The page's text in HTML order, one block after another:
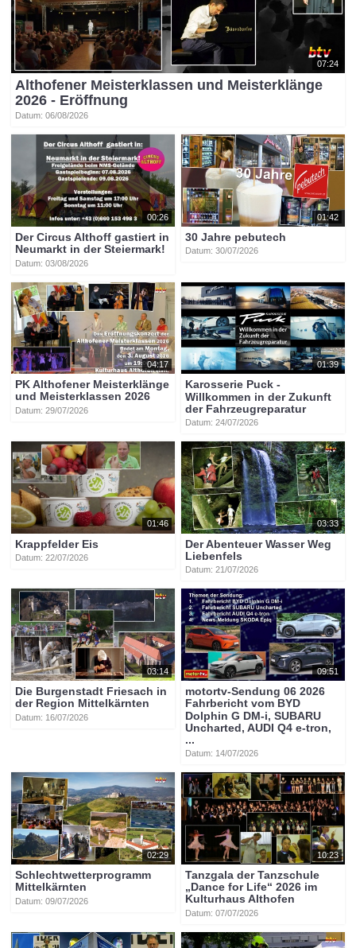
07:24
Althofener Meisterklassen und Meisterklänge
2026 - Eröffnung
Datum: 06/08/2026
00:26
Der Circus Althoff gastiert in
Neumarkt in der Steiermark!
Datum: 03/08/2026
01:42
30 Jahre pebutech
Datum: 30/07/2026
04:17
PK Althofener Meisterklänge
und Meisterklassen 2026
Datum: 29/07/2026
01:39
Karosserie Puck -
Willkommen in der Zukunft
der Fahrzeugreparatur
Datum: 24/07/2026
01:46
Krappfelder Eis
Datum: 22/07/2026
03:33
Der Abenteuer Wasser Weg
Liebenfels
Datum: 21/07/2026
03:14
Die Burgenstadt Friesach in
der Region Mittelkärnten
Datum: 16/07/2026
09:51
motortv-Sendung 06 2026
Fahrbericht vom BYD
Dolphin G DM-i, SUBARU
Uncharted, AUDI Q4 e-tron,
...
Datum: 14/07/2026
02:29
Schlechtwetterprogramm
Mittelkärnten
Datum: 09/07/2026
10:23
Tanzgala der Tanzschule
„Dance for Life“ 2026 im
Kulturhaus Althofen
Datum: 07/07/2026